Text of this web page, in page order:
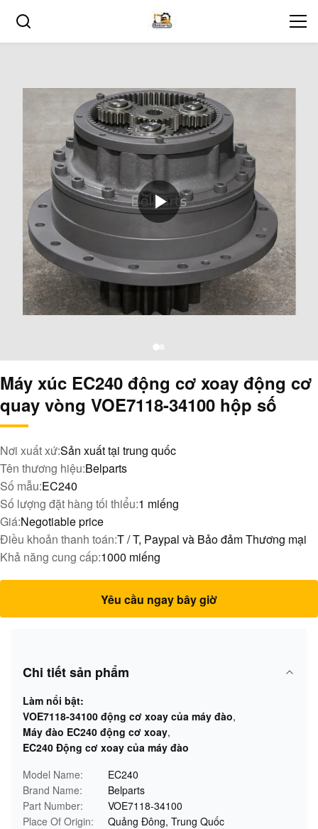
Máy xúc EC240 động cơ xoay động cơ
quay vòng VOE7118-34100 hộp số
Nơi xuất xứ:Sản xuất tại trung quốc
Tên thương hiệu:Belparts
Số mẫu:EC240
Số lượng đặt hàng tối thiểu:1 miếng
Giá:Negotiable price
Điều khoản thanh toán:T / T, Paypal và Bảo đảm Thương mại
Khả năng cung cấp:1000 miếng
Yêu cầu ngay bây giờ
Chi tiết sản phẩm
Làm nổi bật:
VOE7118-34100 động cơ xoay của máy đào,
Máy đào EC240 động cơ xoay,
EC240 Động cơ xoay của máy đào
Model Name:
EC240
Brand Name:
Belparts
Part Number:
VOE7118-34100
Place Of Origin:
Quảng Đông, Trung Quốc